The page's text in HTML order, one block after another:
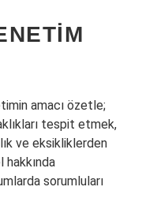
amacı özetle;
tespit etmek,
ve eksikliklerden
sorumluları